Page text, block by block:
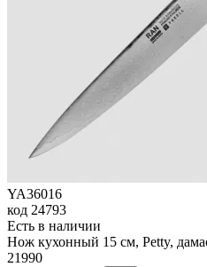
YA36016
код 24793
Есть в наличии
Нож кухонный 15 см, Petty,
21990